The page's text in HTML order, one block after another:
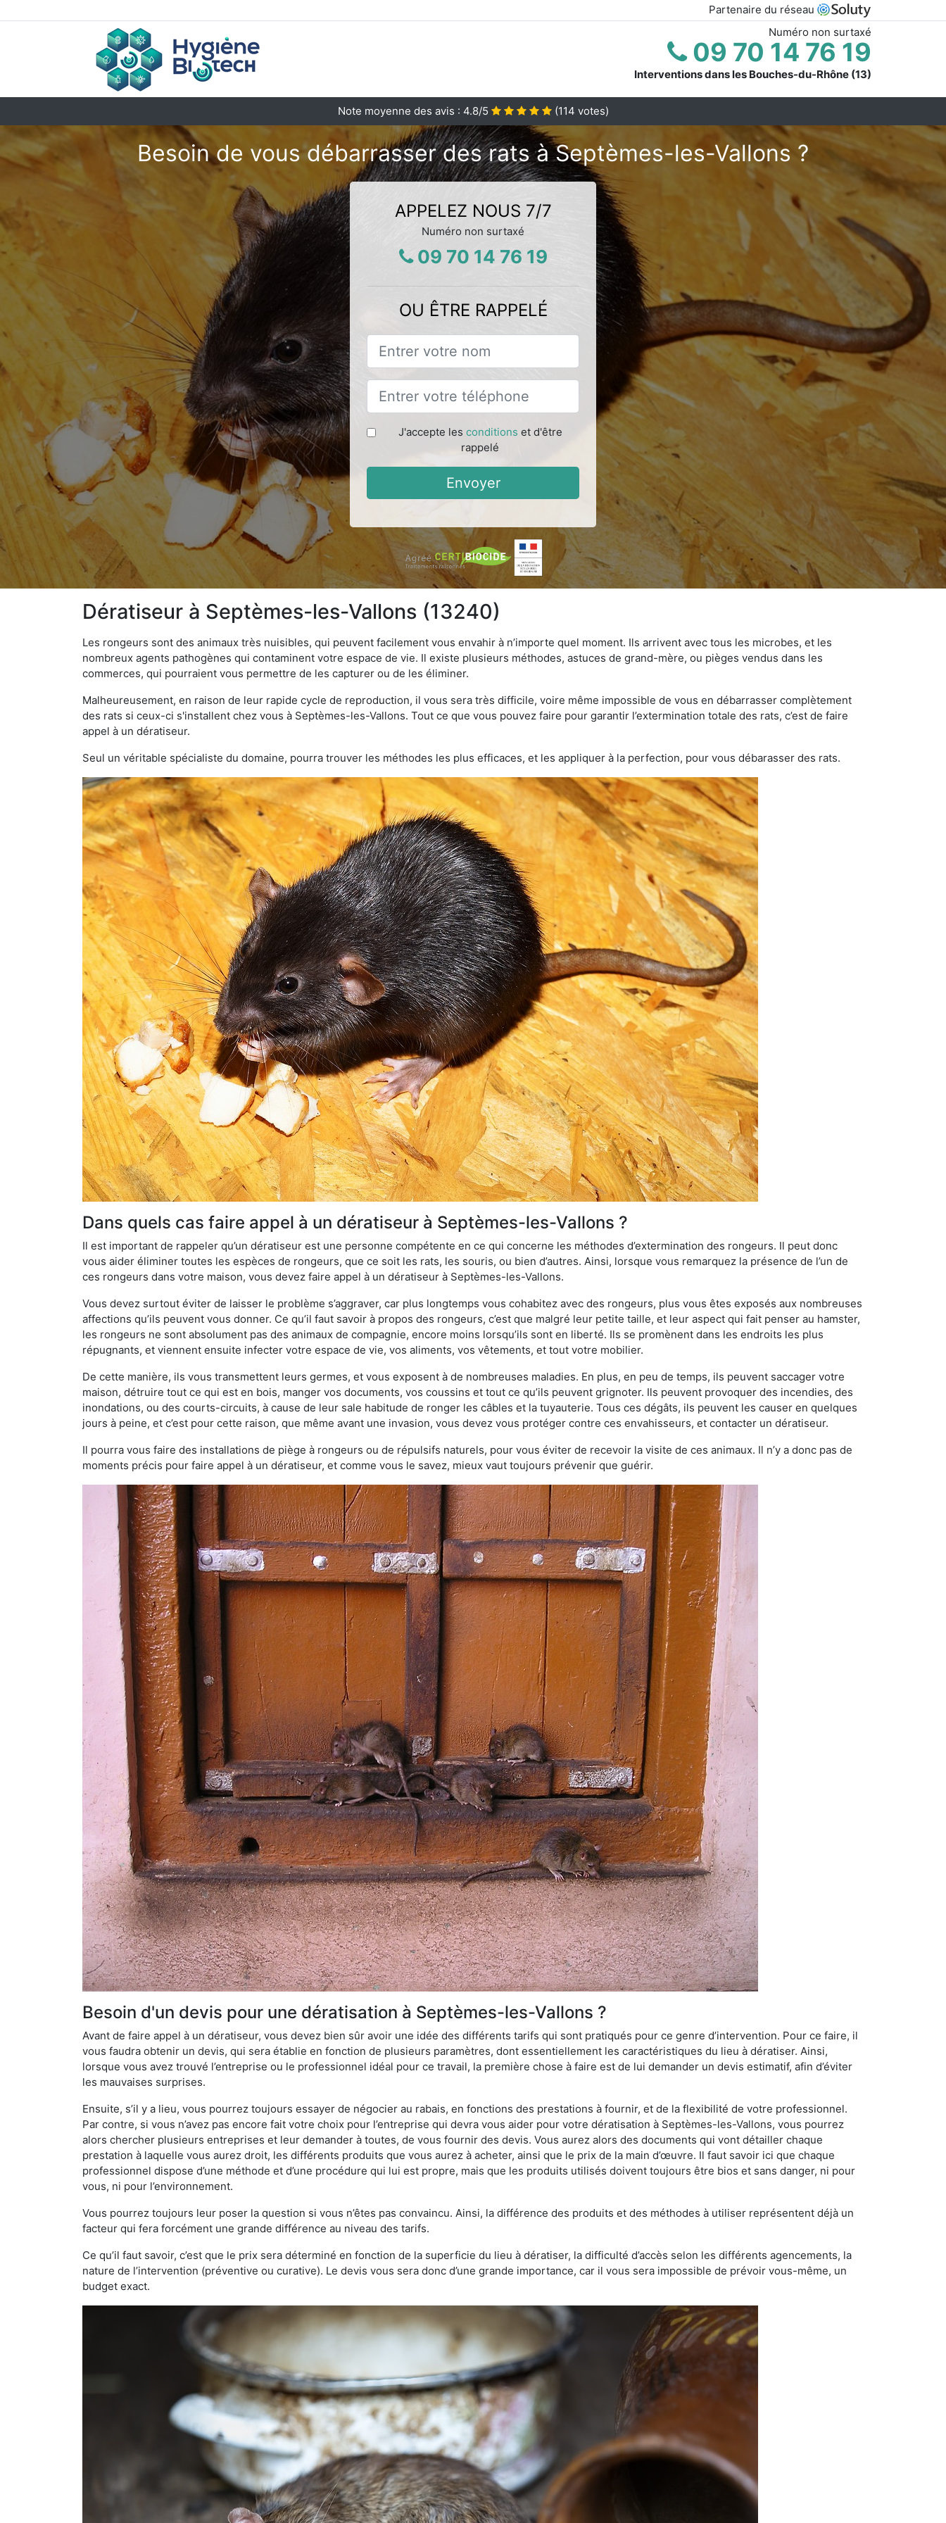
Partenaire du réseau
Numéro non surtaxé
09 70 14 76 19
Interventions dans les Bouches-du-Rhône (13)
Note moyenne des avis : 4.8/5 (114 votes)
Besoin de vous débarrasser des rats à Septèmes-les-Vallons ?
APPELEZ NOUS 7/7
Numéro non surtaxé
09 70 14 76 19
OU ÊTRE RAPPELÉ
J'accepte les conditions et d'être
rappelé
Envoyer
Dératiseur à Septèmes-les-Vallons (13240)
Les rongeurs sont des animaux très nuisibles, qui peuvent facilement vous envahir à n’importe quel moment. Ils arrivent avec tous les microbes, et les
nombreux agents pathogènes qui contaminent votre espace de vie. Il existe plusieurs méthodes, astuces de grand-mère, ou pièges vendus dans les
commerces, qui pourraient vous permettre de les capturer ou de les éliminer.
Malheureusement, en raison de leur rapide cycle de reproduction, il vous sera très difficile, voire même impossible de vous en débarrasser complètement
des rats si ceux-ci s'installent chez vous à Septèmes-les-Vallons. Tout ce que vous pouvez faire pour garantir l’extermination totale des rats, c’est de faire
appel à un dératiseur.
Seul un véritable spécialiste du domaine, pourra trouver les méthodes les plus efficaces, et les appliquer à la perfection, pour vous débarasser des rats.
Dans quels cas faire appel à un dératiseur à Septèmes-les-Vallons ?
Il est important de rappeler qu’un dératiseur est une personne compétente en ce qui concerne les méthodes d’extermination des rongeurs. Il peut donc
vous aider éliminer toutes les espèces de rongeurs, que ce soit les rats, les souris, ou bien d’autres. Ainsi, lorsque vous remarquez la présence de l’un de
ces rongeurs dans votre maison, vous devez faire appel à un dératiseur à Septèmes-les-Vallons.
Vous devez surtout éviter de laisser le problème s’aggraver, car plus longtemps vous cohabitez avec des rongeurs, plus vous êtes exposés aux nombreuses
affections qu’ils peuvent vous donner. Ce qu’il faut savoir à propos des rongeurs, c’est que malgré leur petite taille, et leur aspect qui fait penser au hamster,
les rongeurs ne sont absolument pas des animaux de compagnie, encore moins lorsqu’ils sont en liberté. Ils se promènent dans les endroits les plus
répugnants, et viennent ensuite infecter votre espace de vie, vos aliments, vos vêtements, et tout votre mobilier.
De cette manière, ils vous transmettent leurs germes, et vous exposent à de nombreuses maladies. En plus, en peu de temps, ils peuvent saccager votre
maison, détruire tout ce qui est en bois, manger vos documents, vos coussins et tout ce qu’ils peuvent grignoter. Ils peuvent provoquer des incendies, des
inondations, ou des courts-circuits, à cause de leur sale habitude de ronger les câbles et la tuyauterie. Tous ces dégâts, ils peuvent les causer en quelques
jours à peine, et c’est pour cette raison, que même avant une invasion, vous devez vous protéger contre ces envahisseurs, et contacter un dératiseur.
Il pourra vous faire des installations de piège à rongeurs ou de répulsifs naturels, pour vous éviter de recevoir la visite de ces animaux. Il n’y a donc pas de
moments précis pour faire appel à un dératiseur, et comme vous le savez, mieux vaut toujours prévenir que guérir.
Besoin d'un devis pour une dératisation à Septèmes-les-Vallons ?
Avant de faire appel à un dératiseur, vous devez bien sûr avoir une idée des différents tarifs qui sont pratiqués pour ce genre d’intervention. Pour ce faire, il
vous faudra obtenir un devis, qui sera établie en fonction de plusieurs paramètres, dont essentiellement les caractéristiques du lieu à dératiser. Ainsi,
lorsque vous avez trouvé l’entreprise ou le professionnel idéal pour ce travail, la première chose à faire est de lui demander un devis estimatif, afin d’éviter
les mauvaises surprises.
Ensuite, s’il y a lieu, vous pourrez toujours essayer de négocier au rabais, en fonctions des prestations à fournir, et de la flexibilité de votre professionnel.
Par contre, si vous n’avez pas encore fait votre choix pour l’entreprise qui devra vous aider pour votre dératisation à Septèmes-les-Vallons, vous pourrez
alors chercher plusieurs entreprises et leur demander à toutes, de vous fournir des devis. Vous aurez alors des documents qui vont détailler chaque
prestation à laquelle vous aurez droit, les différents produits que vous aurez à acheter, ainsi que le prix de la main d’œuvre. Il faut savoir ici que chaque
professionnel dispose d’une méthode et d’une procédure qui lui est propre, mais que les produits utilisés doivent toujours être bios et sans danger, ni pour
vous, ni pour l’environnement.
Vous pourrez toujours leur poser la question si vous n’êtes pas convaincu. Ainsi, la différence des produits et des méthodes à utiliser représentent déjà un
facteur qui fera forcément une grande différence au niveau des tarifs.
Ce qu’il faut savoir, c’est que le prix sera déterminé en fonction de la superficie du lieu à dératiser, la difficulté d’accès selon les différents agencements, la
nature de l’intervention (préventive ou curative). Le devis vous sera donc d’une grande importance, car il vous sera impossible de prévoir vous-même, un
budget exact.